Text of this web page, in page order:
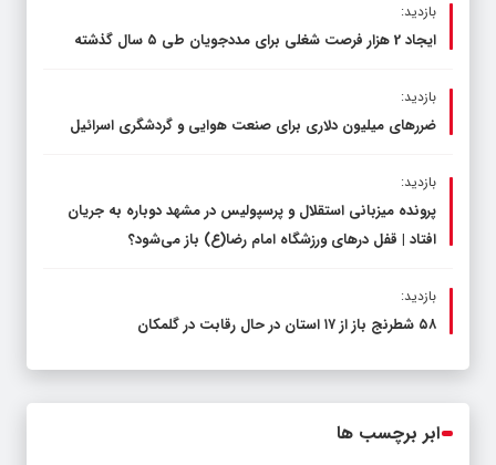
بازدید:
ایجاد 2 هزار فرصت شغلی برای مددجویان طی ۵ سال گذشته
بازدید:
ضررهای میلیون دلاری برای صنعت هوایی و گردشگری اسرائیل
بازدید:
پرونده میزبانی استقلال و پرسپولیس در مشهد دوباره به جریان
افتاد | قفل در‌های ورزشگاه امام رضا(ع) باز می‌شود؟
بازدید:
۵۸ شطرنج‌ باز از ۱۷ استان در حال رقابت در گلمکان
ابر برچسب ها